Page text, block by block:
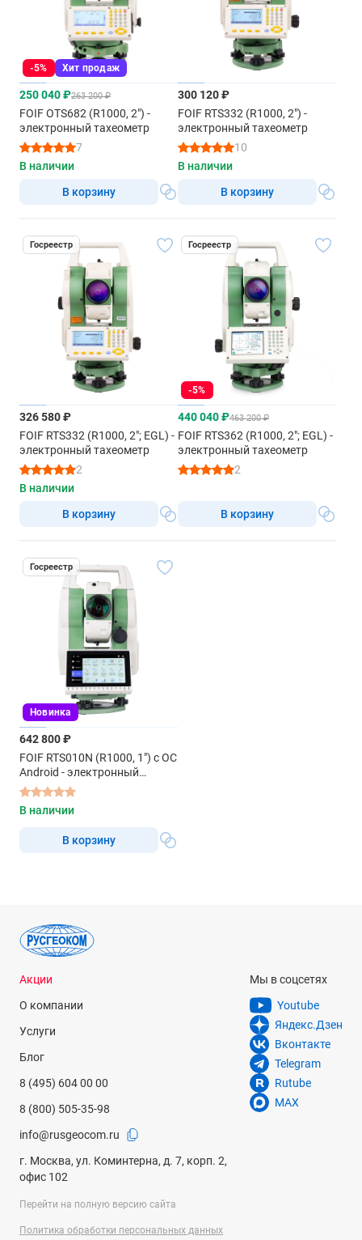
-5% Хит продаж
250 040 ₽263 200 ₽
FOIF OTS682 (R1000, 2") -
электронный тахеометр
7
В наличии
В корзину
300 120 ₽
FOIF RTS332 (R1000, 2") -
электронный тахеометр
10
В наличии
В корзину
Госреестр
326 580 ₽
FOIF RTS332 (R1000, 2"; EGL) -
электронный тахеометр
2
В наличии
В корзину
Госреестр
-5%
440 040 ₽463 200 ₽
FOIF RTS362 (R1000, 2"; EGL) -
электронный тахеометр
2
В корзину
Госреестр
Новинка
642 800 ₽
FOIF RTS010N (R1000, 1") с ОС
Android - электронный
тахеометр
В наличии
В корзину
Акции
О компании
Услуги
Блог
8 (495) 604 00 00
8 (800) 505-35-98
info@rusgeocom.ru
г. Москва, ул. Коминтерна, д. 7, корп. 2,
офис 102
Мы в соцсетях
Youtube
Яндекс.Дзен
Вконтакте
Telegram
Rutube
MAX
Перейти на полную версию сайта
Политика обработки персональных данных